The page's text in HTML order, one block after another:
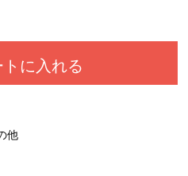
トに入れる
他